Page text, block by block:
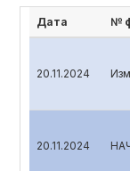
Дата №
20.11.2024
20.11.2024